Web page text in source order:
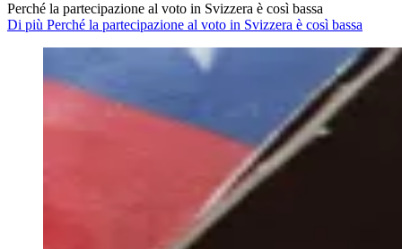
Perché la partecipazione al voto in Svizzera è così bassa
Di più Perché la partecipazione al voto in Svizzera è così bassa